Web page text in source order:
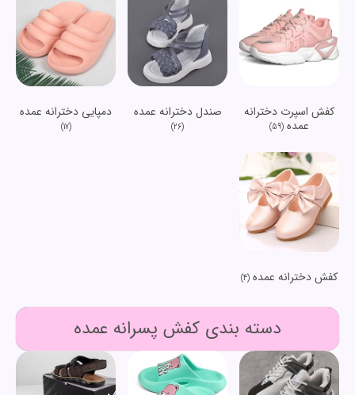
کفش اسپرت دخترانه
عمده (59)
صندل دخترانه عمده
(26)
دمپایی دخترانه عمده
(17)
کفش دخترانه عمده (4)
دسته بندی کفش پسرانه عمده